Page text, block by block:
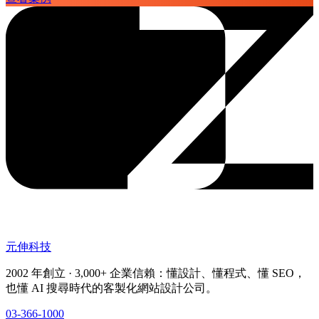
元伸科技
2002 年創立 · 3,000+ 企業信賴：懂設計、懂程式、懂 SEO，
也懂 AI 搜尋時代的客製化網站設計公司。
03-366-1000